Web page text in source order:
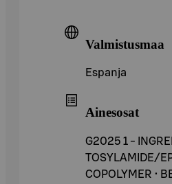
Valmistusmaa
Espanja
Ainesosat
G2025 1 -
TOSYLAMIDE/
COPOLYMER •